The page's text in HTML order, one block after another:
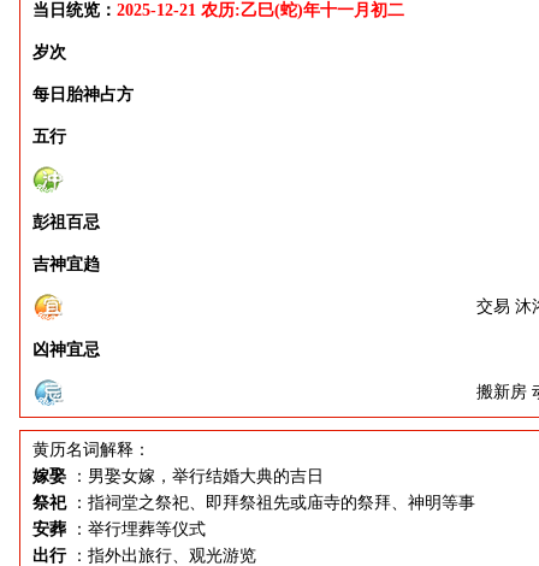
当日统览： 2025-12-21 农历:乙巳(蛇)年十一月初二
岁次
每日胎神占方
五行
彭祖百忌
吉神宜趋
交易 沐
凶神宜忌
搬新房
黄历名词解释：
嫁娶
：男娶女嫁，举行结婚大典的吉日
祭祀 ：指祠堂之祭祀、即拜祭祖先或庙寺的祭拜、神明等事
安葬
：举行埋葬等仪式
出行 ：指外出旅行、观光游览